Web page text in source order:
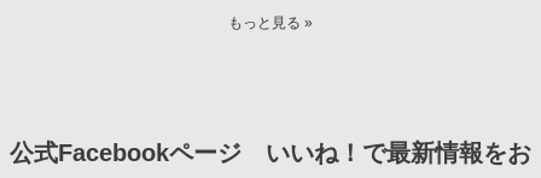
もっと見る »
公式Facebookページ いいね！で最新情報をお